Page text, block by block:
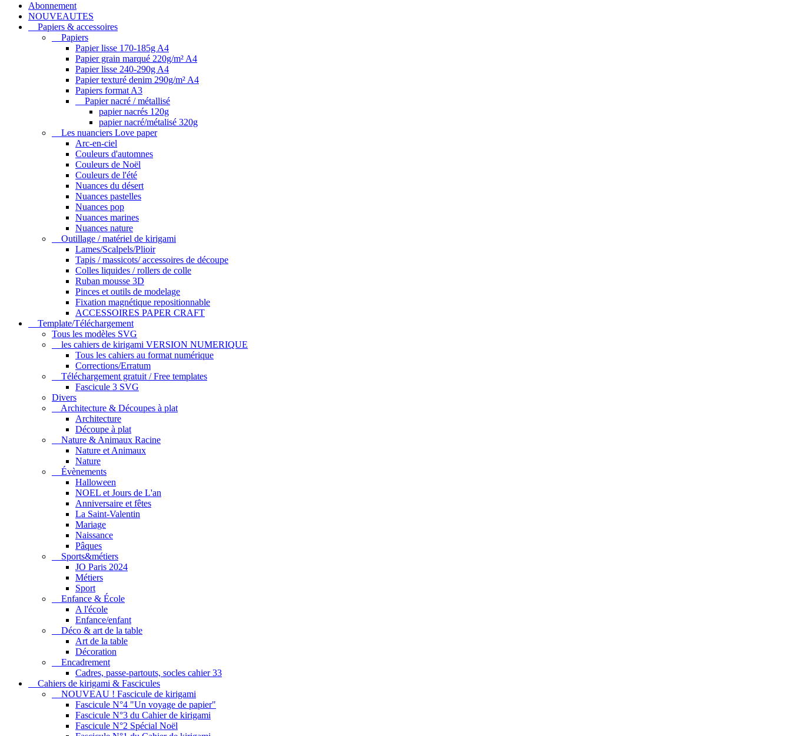
Abonnement
NOUVEAUTES
Papiers & accessoires
Papiers
Papier lisse 170-185g A4
Papier grain marqué 220g/m² A4
Papier lisse 240-290g A4
Papier texturé denim 290g/m² A4
Papiers format A3
Papier nacré / métallisé
papier nacrés 120g
papier nacré/métalisé 320g
Les nuanciers Love paper
Arc-en-ciel
Couleurs d'automnes
Couleurs de Noël
Couleurs de l'été
Nuances du désert
Nuances pastelles
Nuances pop
Nuances marines
Nuances nature
Outillage / matériel de kirigami
Lames/Scalpels/Plioir
Tapis / massicots/ accessoires de découpe
Colles liquides / rollers de colle
Ruban mousse 3D
Pinces et outils de modelage
Fixation magnétique repositionnable
ACCESSOIRES PAPER CRAFT
Template/Téléchargement
Tous les modèles SVG
les cahiers de kirigami VERSION NUMERIQUE
Tous les cahiers au format numérique
Corrections/Erratum
Téléchargement gratuit / Free templates
Fascicule 3 SVG
Divers
Architecture & Découpes à plat
Architecture
Découpe à plat
Nature & Animaux Racine
Nature et Animaux
Nature
Évènements
Halloween
NOEL et Jours de L'an
Anniversaire et fêtes
La Saint-Valentin
Mariage
Naissance
Pâques
Sports&métiers
JO Paris 2024
Métiers
Sport
Enfance & École
A l'école
Enfance/enfant
Déco & art de la table
Art de la table
Décoration
Encadrement
Cadres, passe-partouts, socles cahier 33
Cahiers de kirigami & Fascicules
NOUVEAU ! Fascicule de kirigami
Fascicule N°4 "Un voyage de papier"
Fascicule N°3 du Cahier de kirigami
Fascicule N°2 Spécial Noël